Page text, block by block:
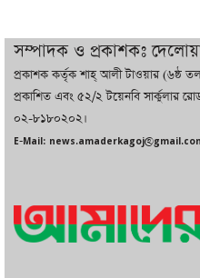
বাজারে
আগে দেখিনি’
সম্পাদক ও প্রকাশকঃ
প্রকাশক কর্তৃক শাহ্ আলী টাওয়ার (৬ষ্ঠ
প্রকাশিত এবং ৫২/২ টয়েনবি সার্কুলার
০২-৮১৮০২০২।
E-Mail: